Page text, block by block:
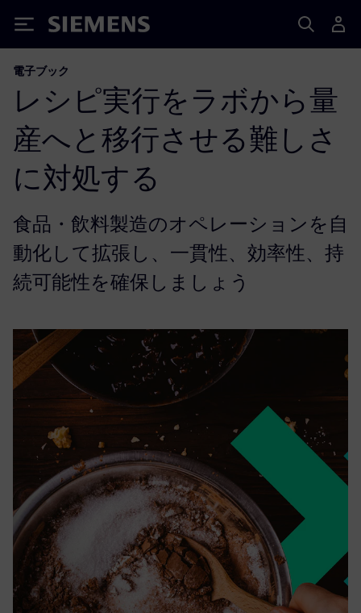
Siemens
電子ブック
レシピ実行をラボから量
産へと移行させる難しさ
に対処する
食品・飲料製造のオペレーションを自
動化して拡張し、一貫性、効率性、持
続可能性を確保しましょう